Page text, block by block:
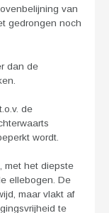
van
gedrongen noch
dan de
de
wordt.
met het diepste
ellebogen. De
maar vlakt af
te